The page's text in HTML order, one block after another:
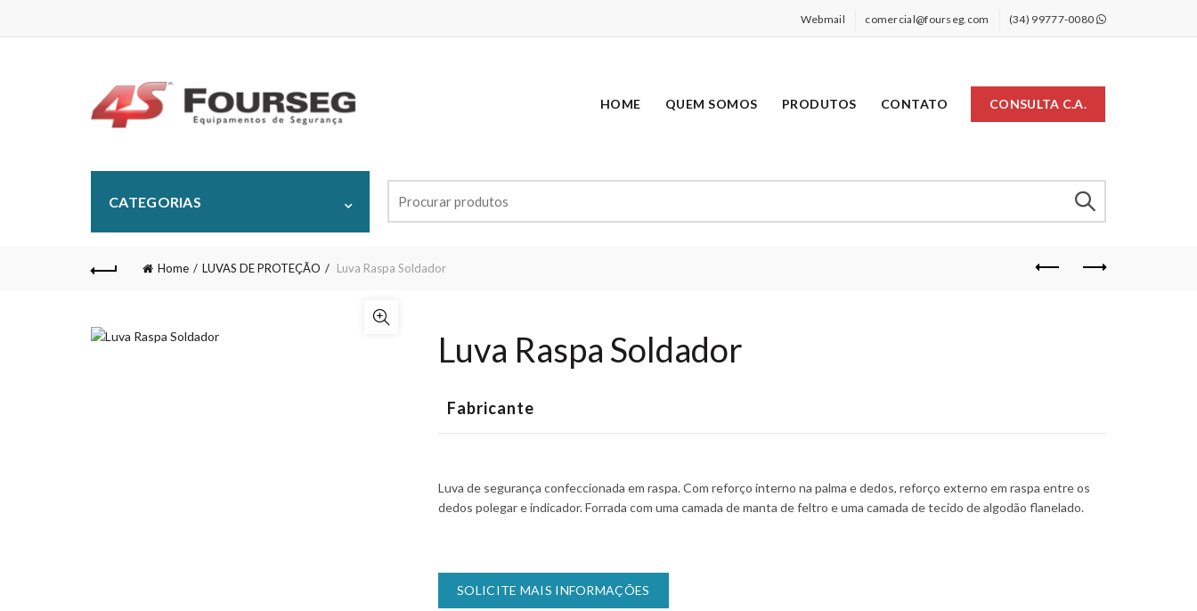
Webmail comercial@fourseg.com (34) 99777-0080
HOME QUEM SOMOS PRODUTOS CONTATO CONSULTA C.A.
CATEGORIAS
for:
Home LUVAS DE PROTEÇÃO Luva Raspa Soldador
Luva Raspa Soldador
Fabricante
Luva de segurança confeccionada em raspa. Com reforço interno na palma e dedos, reforço externo em raspa entre os
dedos polegar e indicador. Forrada com uma camada de manta de feltro e uma camada de tecido de algodão flanelado.
SOLICITE MAIS INFORMAÇÕES